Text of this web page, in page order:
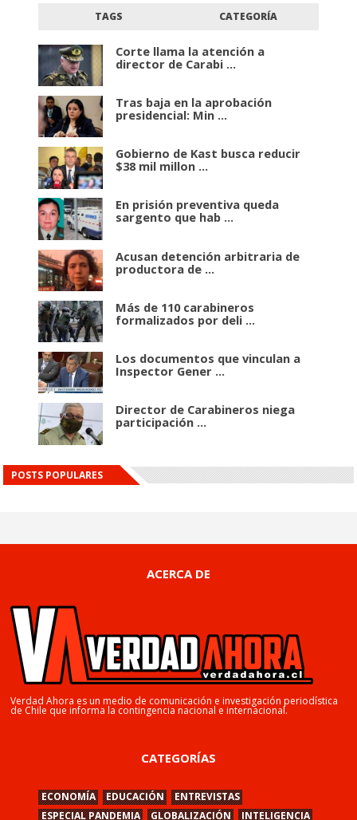
TAGS CATEGORÍA
Corte llama la atención a
director de Carabi ...
Tras baja en la aprobación
presidencial: Min ...
Gobierno de Kast busca reducir
$38 mil millon ...
En prisión preventiva queda
sargento que hab ...
Acusan detención arbitraria de
productora de ...
Más de 110 carabineros
formalizados por deli ...
Los documentos que vinculan a
Inspector Gener ...
Director de Carabineros niega
participación ...
POSTS POPULARES
ACERCA DE
Verdad Ahora es un medio de comunicación e investigación periodística
de Chile que informa la contingencia nacional e internacional.
CATEGORÍAS
ECONOMÍA EDUCACIÓN
ENTREVISTAS
ESPECIAL PANDEMIA
GLOBALIZACIÓN INTELIGENCIA